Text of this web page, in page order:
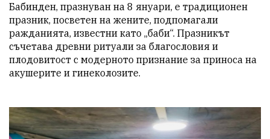
Бабинден, празнуван на 8 януари, е традиционен
празник, посветен на жените, подпомагали
ражданията, известни като „баби“. Празникът
съчетава древни ритуали за благословия и
плодовитост с модерното признание за приноса на
акушерите и гинеколозите.